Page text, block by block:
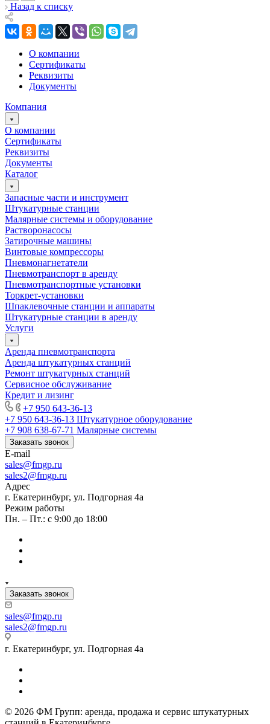
Назад к списку
О компании
Сертификаты
Реквизиты
Документы
Компания
О компании
Сертификаты
Реквизиты
Документы
Каталог
Запасные части и инструмент
Штукатурные станции
Малярные системы и оборудование
Растворонасосы
Затирочные машины
Винтовые компрессоры
Пневмонагнетатели
Пневмотранспорт в аренду
Пневмотранспортные установки
Торкрет-установки
Шпаклевочные станции и аппараты
Штукатурные станции в аренду
Услуги
Аренда пневмотранспорта
Аренда штукатурных станций
Ремонт штукатурных станций
Сервисное обслуживание
Кредит и лизинг
+7 950 643-36-13
+7 950 643-36-13 Штукатурное оборудование
+7 908 638-67-71 Малярные системы
Заказать звонок
E-mail
sales@fmgp.ru
sales2@fmgp.ru
Адрес
г. Екатеринбург, ул. Подгорная 4а
Режим работы
Пн. – Пт.: с 9:00 до 18:00
Заказать звонок
sales@fmgp.ru
sales2@fmgp.ru
г. Екатеринбург, ул. Подгорная 4а
© 2026 ФМ Групп: аренда, продажа и сервис штукатурных